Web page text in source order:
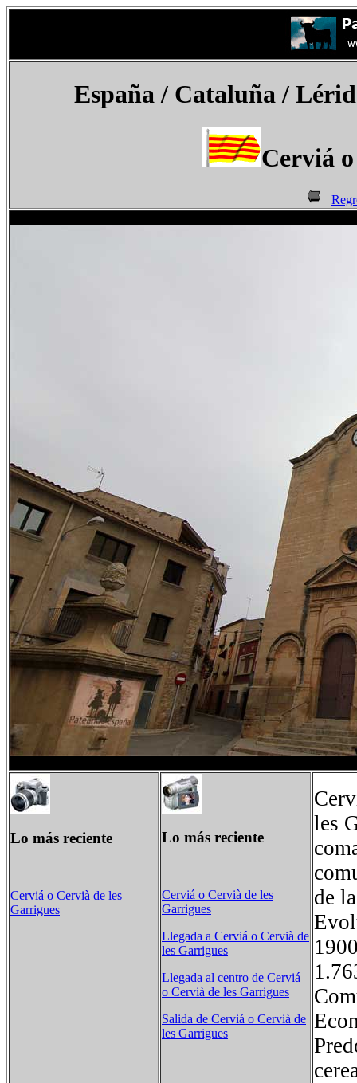
España/ Cataluña /
Cerviá
Lo más reciente
Cerviá o Cervià de les
Garrigues
Lo más reciente
Cerviá o Cervià de les
Garrigues
Llegada a Cerviá o Cervià de
les Garrigues
Llegada al centro de Cerviá
o Cervià de les Garrigues
Salida de Cerviá o Cervià de
les Garrigues
les
de